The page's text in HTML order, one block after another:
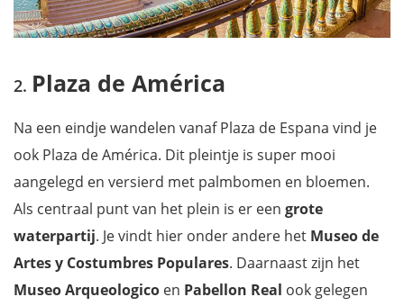
Palacio de San Telmo
Barrio de Santa Cruz
La Alameda
Macarena
Doe een Spaanse cooking class
Tapasbars
Eten en drinken in Sevilla
Hoe verplaatsen in Sevilla?
Waar overnachten in Cádiz?
Plaza de América
Na een eindje wandelen vanaf Plaza de Espana vind je
ook Plaza de América. Dit pleintje is super mooi
aangelegd en versierd met palmbomen en bloemen.
Als centraal punt van het plein is er een grote
waterpartij. Je vindt hier onder andere het Museo de
Artes y Costumbres Populares. Daarnaast zijn het
Museo Arqueologico en Pabellon Real ook gelegen